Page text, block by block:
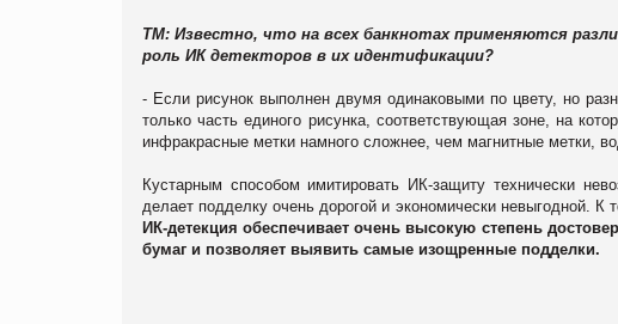
ТМ: Известно, что на всех банкнотах применяются
роль ИК детекторов в их идентификации?
- Если рисунок выполнен двумя одинаковыми по цвету, но
только часть единого рисунка, соответствующая зоне, на
инфракрасные метки намного сложнее, чем магнитные метки,
Кустарным способом имитировать ИК-защиту технически
делает подделку очень дорогой и экономически невыгодной. К
ИК-детекция обеспечивает очень высокую степень
бумаг и позволяет выявить самые изощренные подделки.